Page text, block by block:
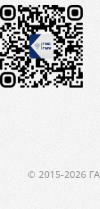
© 2015-2026